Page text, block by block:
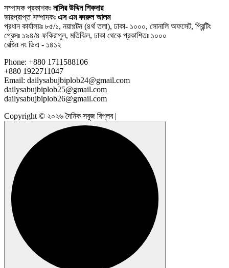
সম্পাদক প্রকাশকঃ নাসির উদ্দিন শিকদার
ভারপ্রাপ্ত সম্পাদকঃ এস এম বদরুল আলম
প্রধান কার্যালয়ঃ ৮৫/১, নয়াপল্টন (৪র্থ তলা), ঢাকা- ১০০০, সোনালি অফসেট, প্রিন্টিং
প্রেসঃ ১৯৪/৪ ফকিরাপুল, মতিঝিল, ঢাকা থেকে প্রকাশিতঃ ১০০০
রেজিঃ নং ডিএ - ১৪১২
Phone: +880 1711588106
+880 1922711047
Email: dailysabujbiplob24@gmail.com
dailysabujbiplob25@gmail.com
dailysabujbiplob26@gmail.com
Copyright © ২০২৬ দৈনিক সবুজ বিপ্লব |